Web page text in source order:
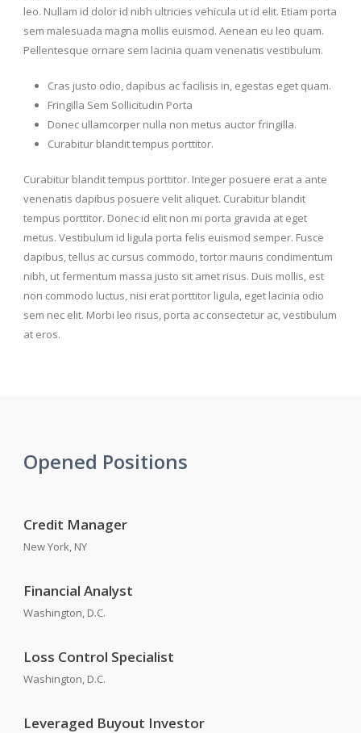
leo. Nullam id dolor id nibh ultricies vehicula ut id elit. Etiam porta
sem malesuada magna mollis euismod. Aenean eu leo quam.
Pellentesque ornare sem lacinia quam venenatis vestibulum.
Cras justo odio, dapibus ac facilisis in, egestas eget quam.
Fringilla Sem Sollicitudin Porta
Donec ullamcorper nulla non metus auctor fringilla.
Curabitur blandit tempus porttitor.
Curabitur blandit tempus porttitor. Integer posuere erat a ante
venenatis dapibus posuere velit aliquet. Curabitur blandit
tempus porttitor. Donec id elit non mi porta gravida at eget
metus. Vestibulum id ligula porta felis euismod semper. Fusce
dapibus, tellus ac cursus commodo, tortor mauris condimentum
nibh, ut fermentum massa justo sit amet risus. Duis mollis, est
non commodo luctus, nisi erat porttitor ligula, eget lacinia odio
sem nec elit. Morbi leo risus, porta ac consectetur ac, vestibulum
at eros.
Opened Positions
Credit Manager
New York, NY
Financial Analyst
Washington, D.C.
Loss Control Specialist
Washington, D.C.
Leveraged Buyout Investor